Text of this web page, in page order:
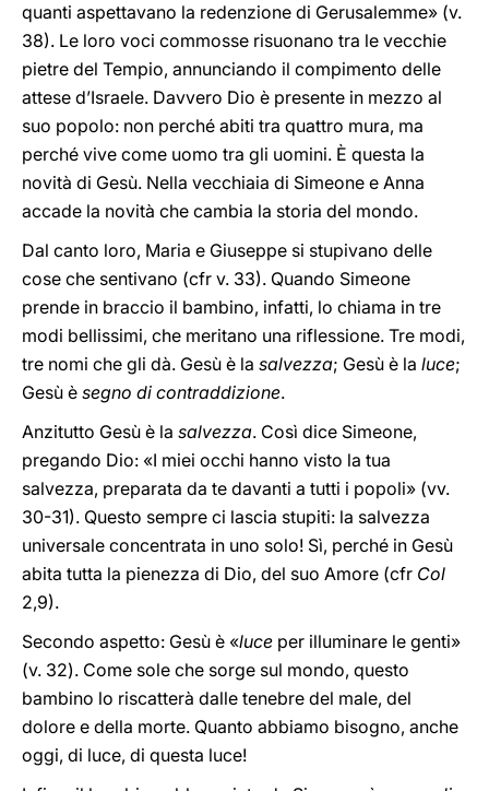
quanti aspettavano la redenzione di Gerusalemme» (v.
38). Le loro voci commosse risuonano tra le vecchie
pietre del Tempio, annunciando il compimento delle
attese d’Israele. Davvero Dio è presente in mezzo al
suo popolo: non perché abiti tra quattro mura, ma
perché vive come uomo tra gli uomini. È questa la
novità di Gesù. Nella vecchiaia di Simeone e Anna
accade la novità che cambia la storia del mondo.
Dal canto loro, Maria e Giuseppe si stupivano delle
cose che sentivano (cfr v. 33). Quando Simeone
prende in braccio il bambino, infatti, lo chiama in tre
modi bellissimi, che meritano una riflessione. Tre modi,
tre nomi che gli dà. Gesù è la salvezza; Gesù è la luce;
Gesù è segno di contraddizione.
Anzitutto Gesù è la salvezza. Così dice Simeone,
pregando Dio: «I miei occhi hanno visto la tua
salvezza, preparata da te davanti a tutti i popoli» (vv.
30-31). Questo sempre ci lascia stupiti: la salvezza
universale concentrata in uno solo! Sì, perché in Gesù
abita tutta la pienezza di Dio, del suo Amore (cfr Col
2,9).
Secondo aspetto: Gesù è «luce per illuminare le genti»
(v. 32). Come sole che sorge sul mondo, questo
bambino lo riscatterà dalle tenebre del male, del
dolore e della morte. Quanto abbiamo bisogno, anche
oggi, di luce, di questa luce!